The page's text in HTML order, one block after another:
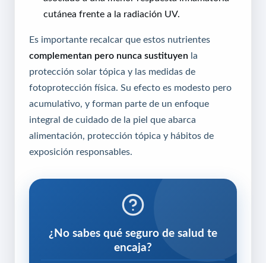
cutánea frente a la radiación UV.
Es importante recalcar que estos nutrientes
complementan pero nunca sustituyen la
protección solar tópica y las medidas de
fotoprotección física. Su efecto es modesto pero
acumulativo, y forman parte de un enfoque
integral de cuidado de la piel que abarca
alimentación, protección tópica y hábitos de
exposición responsables.
¿No sabes qué seguro de salud te
encaja?